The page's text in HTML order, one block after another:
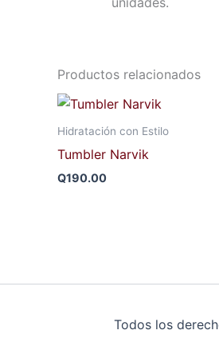
Productos relacionados
Hidratación con Estilo
Tumbler Narvik
Q190.00
Todos los